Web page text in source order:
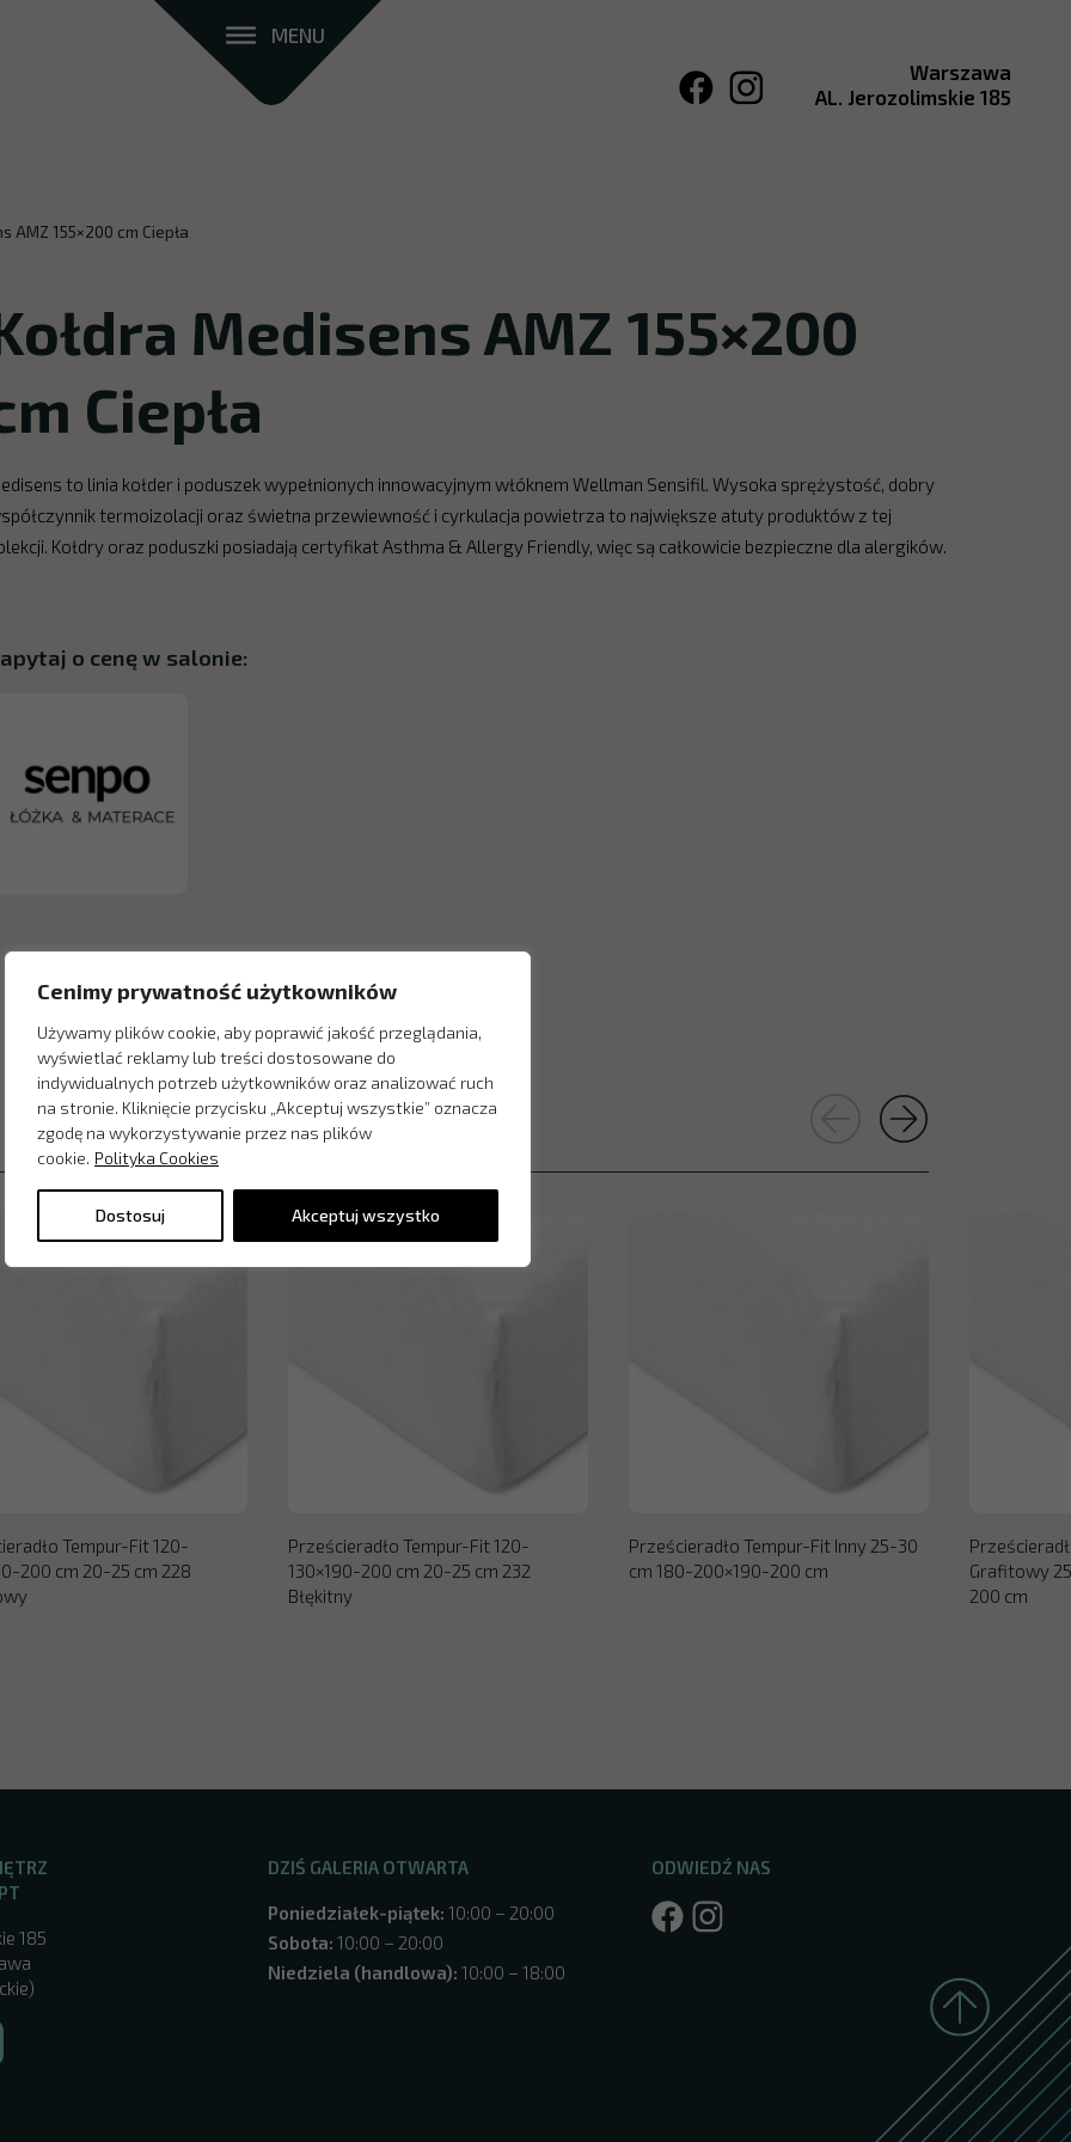
Cenimy prywatność użytkowników
Używamy plików cookie, aby poprawić jakość przeglądania,
wyświetlać reklamy lub treści dostosowane do
indywidualnych potrzeb użytkowników oraz analizować ruch
na stronie. Kliknięcie przycisku „Akceptuj wszystkie” oznacza
zgodę na wykorzystywanie przez nas plików
cookie. Polityka Cookies
Dostosuj Akceptuj wszystko
MENU
Warszawa
AL. Jerozolimskie 185
AMZ 155×200 cm Ciepła
Medisens AMZ 155×200
Ciepła
to linia kołder i poduszek wypełnionych innowacyjnym włóknem Wellman Sensifil. Wysoka sprężystość, dobry
termoizolacji oraz świetna przewiewność i cyrkulacja powietrza to największe atuty produktów z tej
Kołdry oraz poduszki posiadają certyfikat Asthma & Allergy Friendly, więc są całkowicie bezpieczne dla alergików.
o cenę w salonie:
Tempur-Fit 120-
200 cm 20-25 cm 228
Prześcieradło Tempur-Fit 120-
130×190-200 cm 20-25 cm 232
Błękitny
Prześcieradło Tempur-Fit Inny 25-30
cm 180-200×190-200 cm
Grafitowy
200 cm
185
DZIŚ GALERIA OTWARTA
Poniedziałek-piątek: 10:00 – 20:00
Sobota: 10:00 – 20:00
Niedziela (handlowa): 10:00 – 18:00
ODWIEDŹ NAS